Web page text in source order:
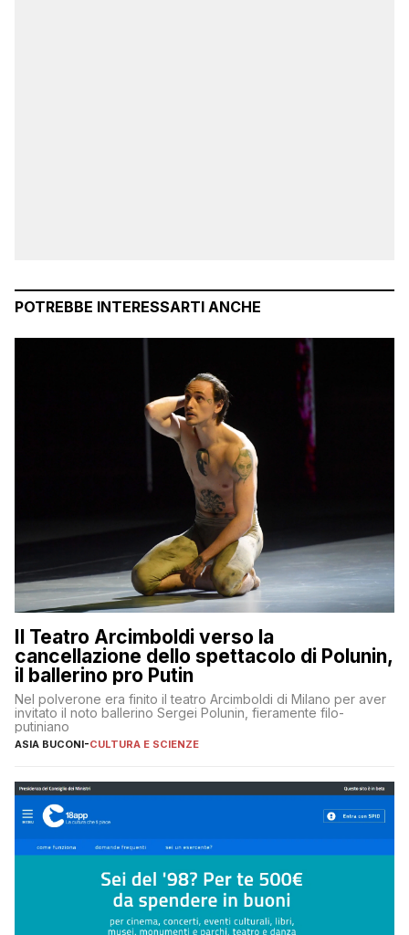
POTREBBE INTERESSARTI ANCHE
Il Teatro Arcimboldi verso la
cancellazione dello spettacolo di Polunin,
il ballerino pro Putin
Nel polverone era finito il teatro Arcimboldi di Milano per aver
invitato il noto ballerino Sergei Polunin, fieramente filo-
putiniano
ASIA BUCONI-CULTURA E SCIENZE